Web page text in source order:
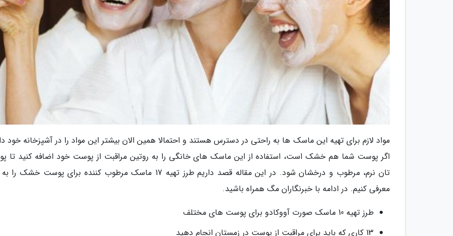
مواد لازم برای تهیه این ماسک ها به راحتی در دسترس هستند و احتمالا همین الان بیشتر این مواد را در آشپزخانه خود
اگر پوست شما هم خشک است، استفاده از این ماسک های خانگی را به روتین مراقبت از پوست خود اضافه کنید تا
تان نرم، مرطوب و درخشان شود. در این مقاله قصد داریم طرز تهیه 17 ماسک مرطوب کننده برای پوست
معرفی کنیم. در ادامه با خبرنگاران مگ همراه باشید.
طرز تهیه 10 ماسک صورت آووکادو برای پوست های مختلف
13 کاری که باید برای مراقبت از پوست در زمستان انجام دهید